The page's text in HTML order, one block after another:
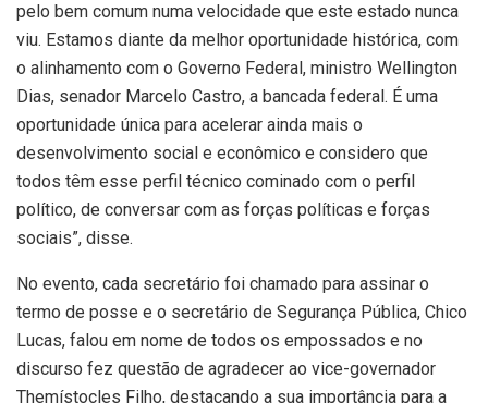
pelo bem comum numa velocidade que este estado nunca
viu. Estamos diante da melhor oportunidade histórica, com
o alinhamento com o Governo Federal, ministro Wellington
Dias, senador Marcelo Castro, a bancada federal. É uma
oportunidade única para acelerar ainda mais o
desenvolvimento social e econômico e considero que
todos têm esse perfil técnico cominado com o perfil
político, de conversar com as forças políticas e forças
sociais”, disse.
No evento, cada secretário foi chamado para assinar o
termo de posse e o secretário de Segurança Pública, Chico
Lucas, falou em nome de todos os empossados e no
discurso fez questão de agradecer ao vice-governador
Themístocles Filho, destacando a sua importância para a